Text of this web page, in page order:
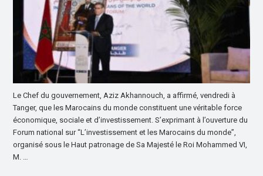
Le Chef du gouvernement, Aziz Akhannouch, a affirmé, vendredi à
Tanger, que les Marocains du monde constituent une véritable force
économique, sociale et d’investissement. S’exprimant à l’ouverture du
Forum national sur “L’investissement et les Marocains du monde”,
organisé sous le Haut patronage de Sa Majesté le Roi Mohammed VI,
M. …